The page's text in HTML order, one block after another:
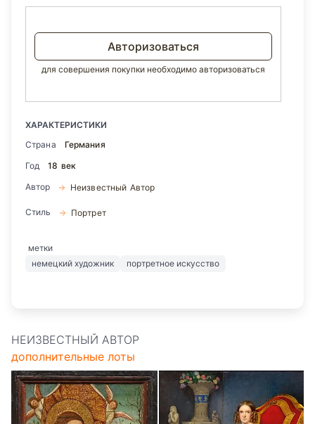
Авторизоваться
для совершения покупки необходимо авторизоваться
ХАРАКТЕРИСТИКИ
Страна
Германия
Год
18 век
Автор
Неизвестный Автор
Стиль Портрет
метки
немецкий художник
портретное искусство
НЕИЗВЕСТНЫЙ АВТОР
дополнительные лоты